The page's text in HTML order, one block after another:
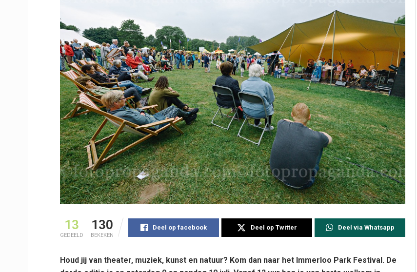
13
GEDEELD
130
BEKEKEN
Deel op facebook Deel op Twitter Deel via Whatsapp
Houd jij van theater, muziek, kunst en natuur? Kom dan naar het Immerloo Park Festival. De